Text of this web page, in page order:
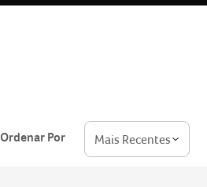
Ordenar Por Mais Recentes